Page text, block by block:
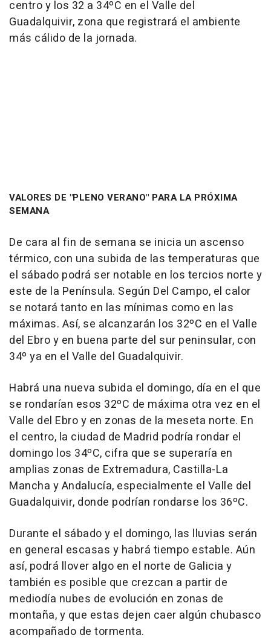
centro y los 32 a 34ºC en el Valle del
Guadalquivir, zona que registrará el ambiente
más cálido de la jornada.
VALORES DE "PLENO VERANO" PARA LA PRÓXIMA
SEMANA
De cara al fin de semana se inicia un ascenso
térmico, con una subida de las temperaturas que
el sábado podrá ser notable en los tercios norte y
este de la Península. Según Del Campo, el calor
se notará tanto en las mínimas como en las
máximas. Así, se alcanzarán los 32ºC en el Valle
del Ebro y en buena parte del sur peninsular, con
34º ya en el Valle del Guadalquivir.
Habrá una nueva subida el domingo, día en el que
se rondarían esos 32ºC de máxima otra vez en el
Valle del Ebro y en zonas de la meseta norte. En
el centro, la ciudad de Madrid podría rondar el
domingo los 34ºC, cifra que se superaría en
amplias zonas de Extremadura, Castilla-La
Mancha y Andalucía, especialmente el Valle del
Guadalquivir, donde podrían rondarse los 36ºC.
Durante el sábado y el domingo, las lluvias serán
en general escasas y habrá tiempo estable. Aún
así, podrá llover algo en el norte de Galicia y
también es posible que crezcan a partir de
mediodía nubes de evolución en zonas de
montaña, y que estas dejen caer algún chubasco
acompañado de tormenta.